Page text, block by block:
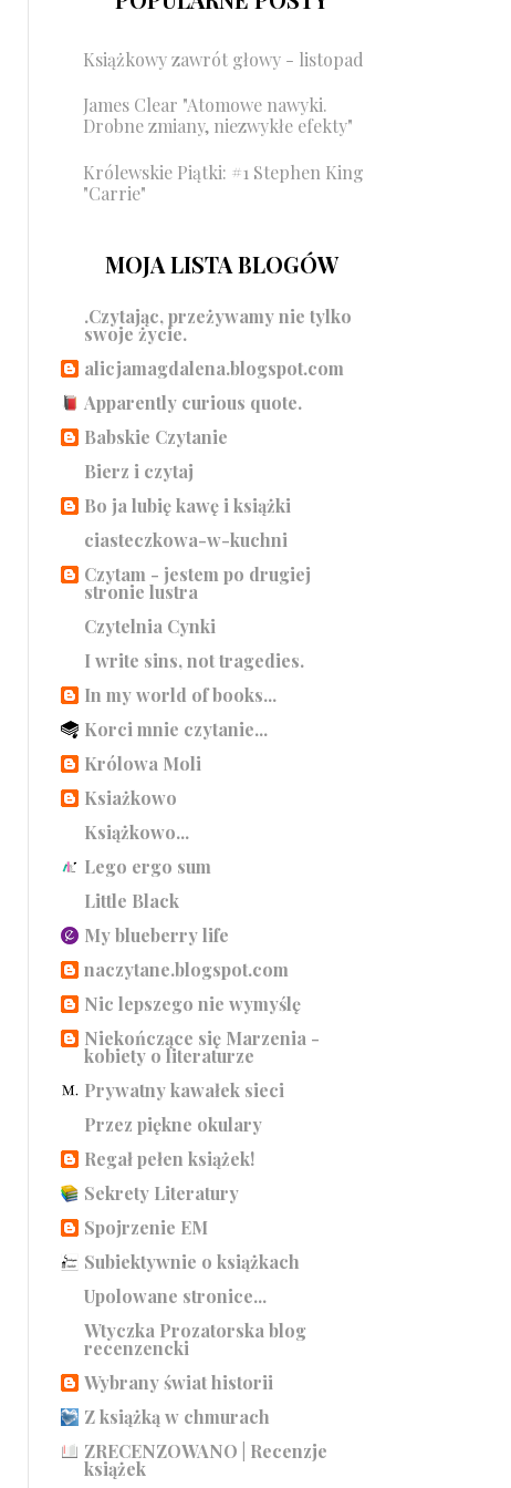
Książkowy zawrót głowy - listopad
James Clear "Atomowe nawyki.
Drobne zmiany, niezwykłe efekty"
Królewskie Piątki: #1 Stephen King
"Carrie"
MOJA LISTA BLOGÓW
.Czytając, przeżywamy nie tylko
swoje życie.
alicjamagdalena.blogspot.com
Apparently curious quote.
Babskie Czytanie
Bierz i czytaj
Bo ja lubię kawę i książki
ciasteczkowa-w-kuchni
Czytam - jestem po drugiej
stronie lustra
Czytelnia Cynki
I write sins, not tragedies.
In my world of books...
Korci mnie czytanie...
Królowa Moli
Ksiażkowo
Książkowo...
Lego ergo sum
Little Black
My blueberry life
naczytane.blogspot.com
Nic lepszego nie wymyślę
Niekończące się Marzenia -
kobiety o literaturze
Prywatny kawałek sieci
Przez piękne okulary
Regał pełen książek!
Sekrety Literatury
Spojrzenie EM
Subiektywnie o książkach
Upolowane stronice...
Wtyczka Prozatorska blog
recenzencki
Wybrany świat historii
Z książką w chmurach
ZRECENZOWANO | Recenzje
książek